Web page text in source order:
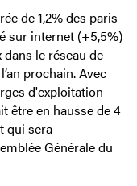
de 1,2% des paris
sur internet (+5,5%)
le réseau de
prochain. Avec
d'exploitation
être en hausse de 4
qui sera
Générale du